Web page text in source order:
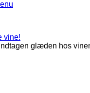
vine!
glæden hos